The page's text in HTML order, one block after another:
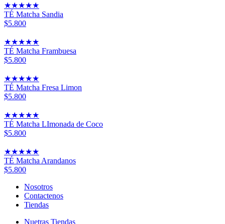
★★★★★
TÉ Matcha Sandia
$5.800
★★★★★
TÉ Matcha Frambuesa
$5.800
★★★★★
TÉ Matcha Fresa Limon
$5.800
★★★★★
TÉ Matcha LImonada de Coco
$5.800
★★★★★
TÉ Matcha Arandanos
$5.800
Nosotros
Contactenos
Tiendas
Nuetras Tiendas